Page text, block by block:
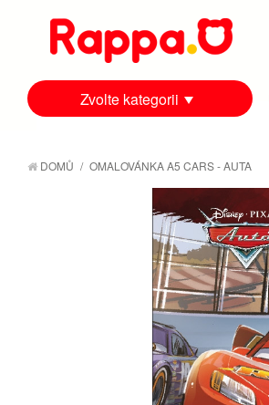
Zvolte kategorii
DOMŮ / OMALOVÁNKA A5 CARS - AUTA